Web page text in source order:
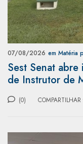
07/08/2026 em Matéria
Sest Senat
de Instrutor de
(0) COMPARTILHAR